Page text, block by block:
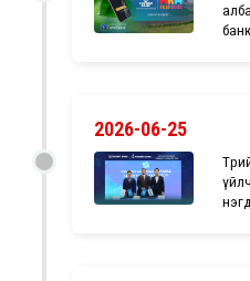
банк
2026-06-25